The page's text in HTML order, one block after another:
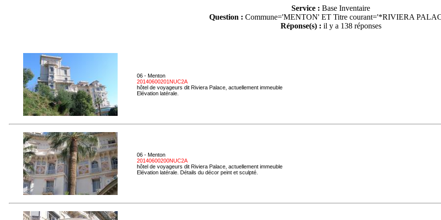
Service : Base Inventaire
Question : Commune='MENTON'ET Titre courant='*RIVIERA
Réponse(s) : il y a 138 réponses
06 - Menton
20140600201NUC2A
hôtel de voyageurs dit Riviera Palace, actuellement immeuble
Elévation latérale.
06 - Menton
20140600200NUC2A
hôtel de voyageurs dit Riviera Palace, actuellement immeuble
Elévation latérale. Détails du décor peint et sculpté.